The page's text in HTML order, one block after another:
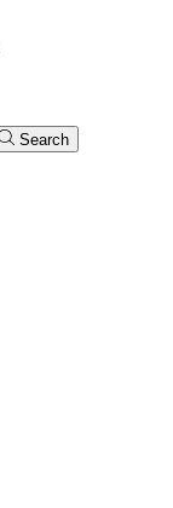
Search